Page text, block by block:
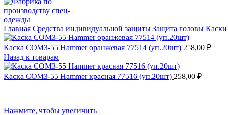
Главная Средства индивидуальной защиты Защита головы Каски
Каска СОМЗ-55 Hammer оранжевая 77514 (уп.20шт) 258,00 ₽
Назад к товарам
Каска СОМЗ-55 Hammer красная 77516 (уп.20шт) 258,00 ₽
Нажмите, чтобы увеличить